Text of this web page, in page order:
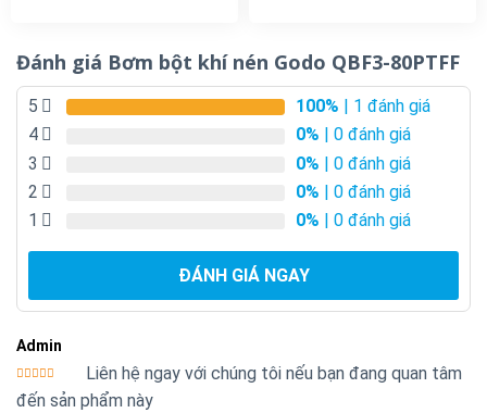
Đánh giá Bơm bột khí nén Godo QBF3-80PTFF
5 100% | 1 đánh giá
4
0% | 0 đánh giá
3
0% | 0 đánh giá
2
0% | 0 đánh giá
1
0% | 0 đánh giá
ĐÁNH GIÁ NGAY
Admin
Được xếp
hạng 55
Liên hệ ngay với chúng tôi nếu bạn đang quan tâm
đến sản phẩm này